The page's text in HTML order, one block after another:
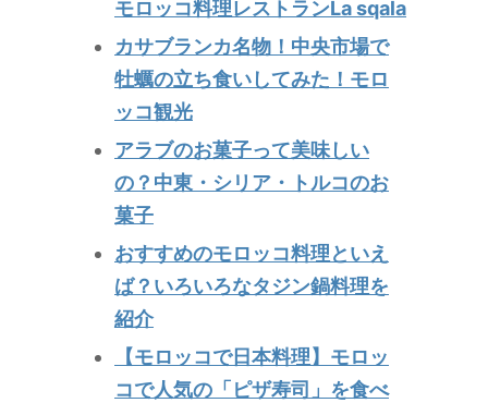
モロッコ料理レストランLa sqala
カサブランカ名物！中央市場で
牡蠣の立ち食いしてみた！モロ
ッコ観光
アラブのお菓子って美味しい
の？中東・シリア・トルコのお
菓子
おすすめのモロッコ料理といえ
ば？いろいろなタジン鍋料理を
紹介
【モロッコで日本料理】モロッ
コで人気の「ピザ寿司」を食べ